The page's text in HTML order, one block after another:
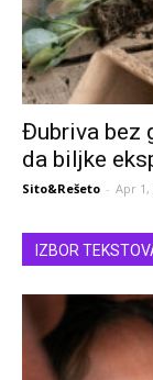
Đubriva bez
da biljke
Sito&Rešeto - Apr 1,
IZBOR